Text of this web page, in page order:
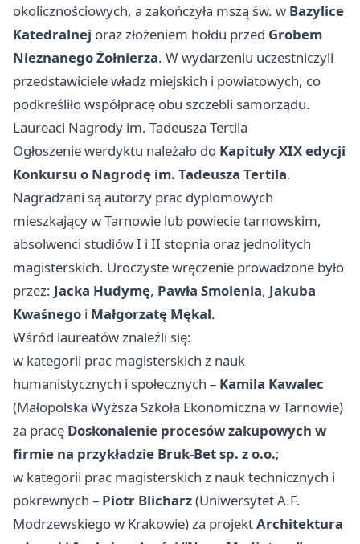
okolicznościowych, a zakończyła mszą św. w Bazylice
Katedralnej oraz złożeniem hołdu przed Grobem
Nieznanego Żołnierza. W wydarzeniu uczestniczyli
przedstawiciele władz miejskich i powiatowych, co
podkreśliło współpracę obu szczebli samorządu.
Laureaci Nagrody im. Tadeusza Tertila
Ogłoszenie werdyktu należało do Kapituły XIX edycji
Konkursu o Nagrodę im. Tadeusza Tertila.
Nagradzani są autorzy prac dyplomowych
mieszkający w Tarnowie lub powiecie tarnowskim,
absolwenci studiów I i II stopnia oraz jednolitych
magisterskich. Uroczyste wręczenie prowadzone było
przez: Jacka Hudymę, Pawła Smolenia, Jakuba
Kwaśnego i Małgorzatę Mękal.
Wśród laureatów znaleźli się:
w kategorii prac magisterskich z nauk
humanistycznych i społecznych – Kamila Kawalec
(Małopolska Wyższa Szkoła Ekonomiczna w Tarnowie)
za pracę Doskonalenie procesów zakupowych w
firmie na przykładzie Bruk‑Bet sp. z o.o.;
w kategorii prac magisterskich z nauk technicznych i
pokrewnych – Piotr Blicharz(Uniwersytet A.F.
Modrzewskiego w Krakowie) za projektArchitektura